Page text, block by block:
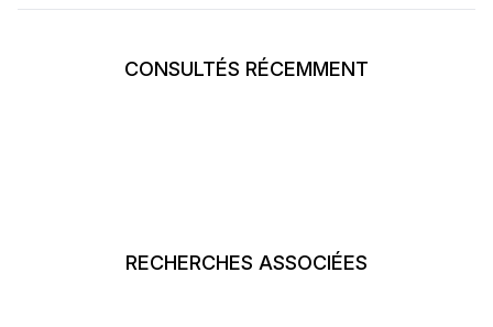
CONSULTÉS RÉCEMMENT
RECHERCHES ASSOCIÉES